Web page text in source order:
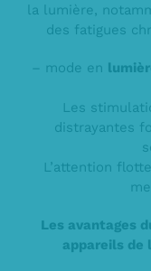
la lumière,
des fatigues
– mode en
Les
distrayantes
L’attention
Les avantages
appareils